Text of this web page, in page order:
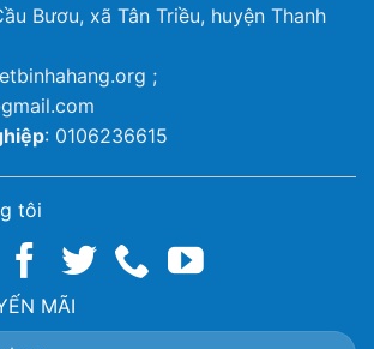
Bươu, xã Tân Triều, huyện Thanh
;
: 0106236615
tôi
MÃI